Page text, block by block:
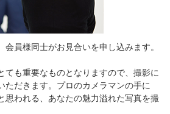
会員様同士がお見合いを申し込みます。
ても重要なものとなりますので、撮影に
ただきます。プロのカメラマンの手に
思われる、あなたの魅力溢れた写真を撮